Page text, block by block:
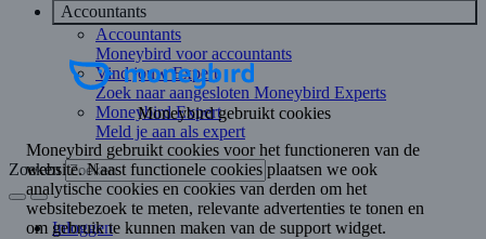
Accountants
Accountants
Moneybird voor accountants
Vind jouw Expert
Zoek naar aangesloten Moneybird Experts
Moneybird Expert
Meld je aan als expert
Zoeken
Inloggen